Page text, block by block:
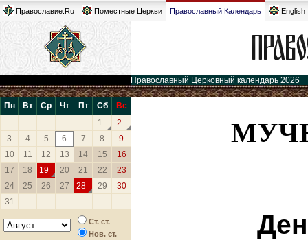
Православие.Ru Поместные Церкви Православный Календарь English
Православный Церковный календарь 2026
Пн Вт Ср Чт Пт Сб
Вс
1
2
3
4 5 6 7 8
9
10
11 12 13 14 15
16
17
18 19 20 21 22
23
24
25 26 27 28 29
30
31
Ст. ст.
Нов. ст.